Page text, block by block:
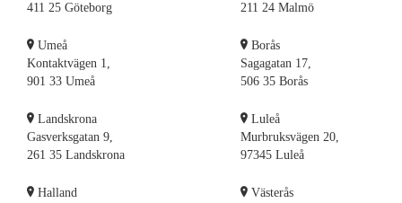
411 25 Göteborg
211 24 Malmö
Umeå
Kontaktvägen 1,
901 33 Umeå
Borås
Sagagatan 17,
506 35 Borås
Landskrona
Gasverksgatan 9,
261 35 Landskrona
Luleå
Murbruksvägen 20,
97345 Luleå
Halland Västerås